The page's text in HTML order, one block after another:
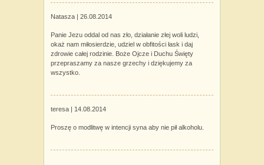
Natasza | 26.08.2014
Panie Jezu oddal od nas zło, działanie złej woli ludzi,
okaż nam miłosierdzie, udziel w obfitości łask i daj
zdrowie całej rodzinie. Boże Ojcze i Duchu Święty
przepraszamy za nasze grzechy i dziękujemy za
wszystko.
teresa | 14.08.2014
Proszę o modlitwę w intencji syna aby nie pił alkoholu.